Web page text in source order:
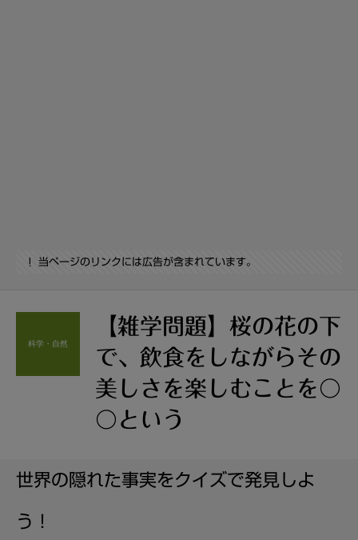
当ページのリンクには広告が含まれています。
科学・自然
【雑学問題】桜の花の下
で、飲食をしながらその
美しさを楽しむことを〇
〇という
世界の隠れた事実をクイズで発見しよ
う！